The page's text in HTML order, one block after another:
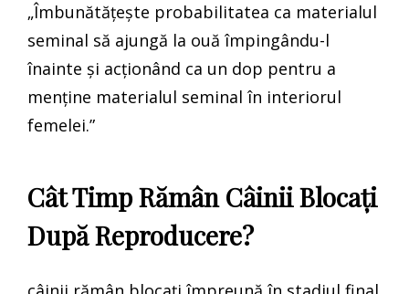
„Îmbunătățește probabilitatea ca materialul
seminal să ajungă la ouă împingându-l
înainte și acționând ca un dop pentru a
menține materialul seminal în interiorul
femelei.”
Cât Timp Rămân Câinii Blocați
După Reproducere?